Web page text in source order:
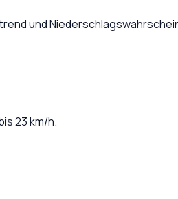
und
23km/h.